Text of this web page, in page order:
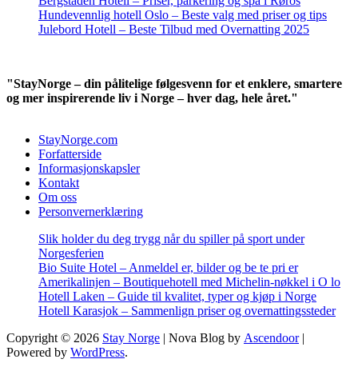
Hundevennlig hotell Oslo – Beste valg med priser og tips
Julebord Hotell – Beste Tilbud med Overnatting 2025
"StayNorge – din pålitelige følgesvenn for et enklere, smartere
og mer inspirerende liv i Norge – hver dag, hele året."
StayNorge.com
Forfatterside
Informasjonskapsler
Kontakt
Om oss
Personvernerklæring
Slik holder du deg trygg når du spiller på sport under
Norgesferien
Bio Suite Hotel – Anmeldel er, bilder og be te pri er
Amerikalinjen – Boutiquehotell med Michelin-nøkkel i O lo
Hotell Laken – Guide til kvalitet, typer og kjøp i Norge
Hotell Karasjok – Sammenlign priser og overnattingssteder
Copyright © 2026 Stay Norge | Nova Blog by Ascendoor|
Powered by WordPress.